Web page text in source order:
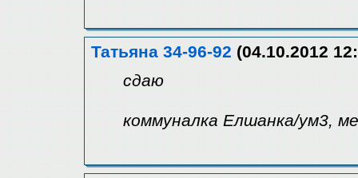
Татьяна 34-96-92 (04.10.2012
сдаю
коммуналка Елшанка/ум3,